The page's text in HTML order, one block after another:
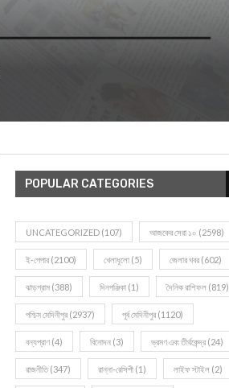
POPULAR CATEGORIES
UNCATEGORIZED (107) আজকের সেরা ১০ (2598)
ই-পেপার (2100) খেলাধূলো (5) জেলার খবর (602)
ঝাড়গ্রাম (388) দিনপঞ্জিকা (1) দৈনিক রাশিফল (819)
পশ্চিম মেদিনীপুর (2937) পূর্ব মেদিনীপুর (1120)
বন্যপ্রাণ (4) বিনোদন (3) ভ্রমণ এবং তীর্থকেন্দ্র (24)
রাজনীতি(347) রান্না-রেসিপী (1) লাইফ স্টাইল (2)